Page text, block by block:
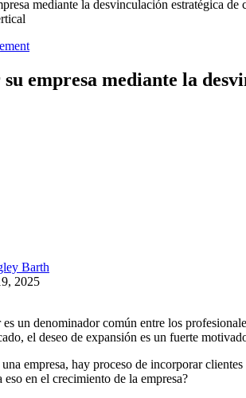
su empresa mediante la
Barth
2025
un denominador común entre los
el deseo de expansión es un fuerte
empresa, hay proceso de incorporar
en el crecimiento de la empresa?